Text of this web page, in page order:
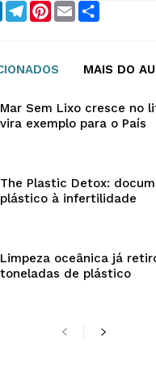
LinkedInTelegram
Pinterest
Email
MAIS DO
Mar Sem Lixo cresce no
vira exemplo para o País
The Plastic Detox:
plástico à infertilidade
Limpeza oceânica já
toneladas de plástico